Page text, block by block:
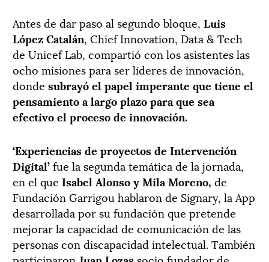
Antes de dar paso al segundo bloque, Luis
López Catalán, Chief Innovation, Data & Tech
de Unicef Lab, compartió con los asistentes las
ocho misiones para ser líderes de innovación,
donde subrayó el papel imperante que tiene el
pensamiento a largo plazo para que sea
efectivo el proceso de innovación.
‘Experiencias de proyectos de Intervención
Digital’fue la segunda temática de la jornada,
en el que Isabel Alonso y Mila Moreno, de
Fundación Garrigou hablaron de Signary, la App
desarrollada por su fundación que pretende
mejorar la capacidad de comunicación de las
personas con discapacidad intelectual. También